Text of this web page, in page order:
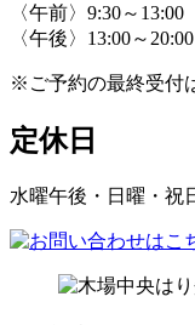
〈午前〉9:30～13:00
〈午後〉13:00～20:00
※ご予約の最終受付
定休日
水曜午後・日曜・祝